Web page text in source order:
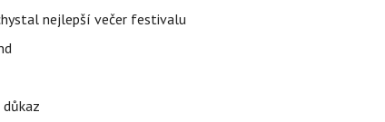
nejlepší večer festivalu